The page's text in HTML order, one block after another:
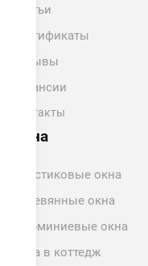
Статьи
Сертификаты
Отзывы
Вакансии
Контакты
Окна
Пластиковые окна
Деревянные окна
Алюминиевые окна
Окна в коттедж